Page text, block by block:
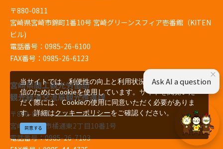
〒880-0811
宮崎県宮崎市錦町1番10号 宮崎グリーンスフィア壱番館（KITEN
ビル)
電話番号：0985-26-6100
FAX番号：0985-26-6123
宮崎県商工観光労働部
観光経済交流局観光推進課
〒880-8501
宮崎県宮崎市橘通東2丁目10番1号
電話番号：0985-26-7103
当サイトでは、利便性の向上と利用状況の解析、広告配
信のためにCookieを使用しています。サイトを閲覧いた
だく際には、Cookieの使用に同意いただく必要がありま
す。詳細はクッキーポリシーをご確認ください。
同意する
×
Ask AI a question